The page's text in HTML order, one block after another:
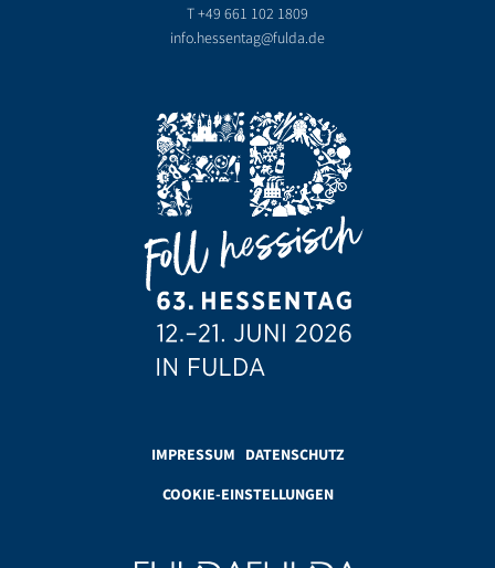
T+49 661 102 1809
info.hessentag@fulda.de
IMPRESSUM
DATENSCHUTZ
COOKIE-EINSTELLUNGEN